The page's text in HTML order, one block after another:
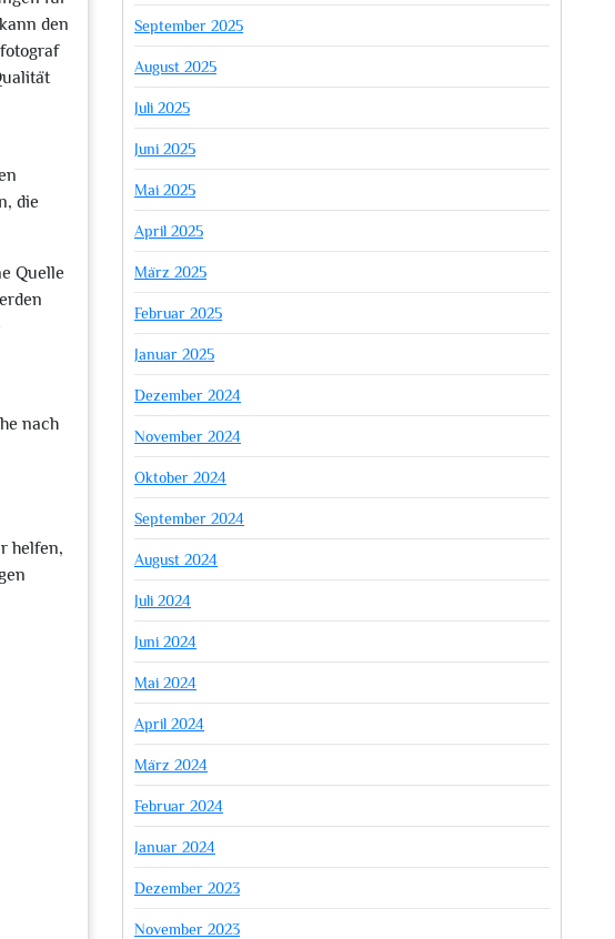
den
die
Quelle
nach
helfen,
September 2025
August 2025
Juli 2025
Juni 2025
Mai 2025
April 2025
März 2025
Februar 2025
Januar 2025
Dezember 2024
November 2024
Oktober 2024
September 2024
August 2024
Juli 2024
Juni 2024
Mai 2024
April 2024
März 2024
Februar 2024
Januar 2024
Dezember 2023
November 2023